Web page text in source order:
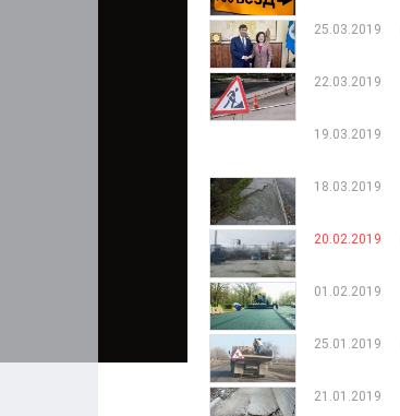
25.03.2019
22.03.2019
19.03.2019
18.03.2019
20.02.2019
01.02.2019
25.01.2019
21.01.2019